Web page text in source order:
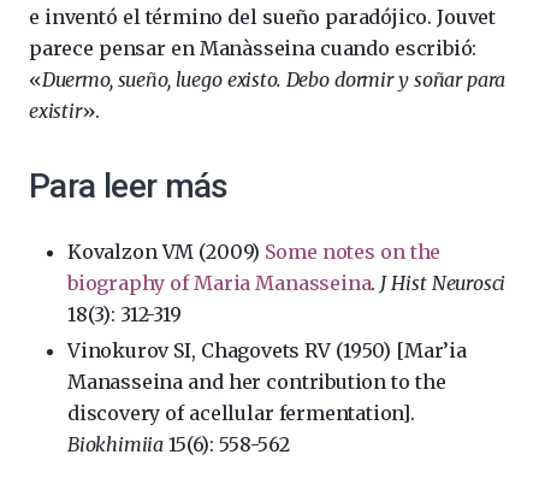
e inventó el término del sueño paradójico. Jouvet
parece pensar en Manàsseina cuando escribió:
«Duermo, sueño, luego existo. Debo dormir y soñar para
existir».
Para leer más
Kovalzon VM (2009) Some notes on the
biography of Maria Manasseina. J Hist Neurosci
18(3): 312-319
Vinokurov SI, Chagovets RV (1950) [Mar’ia
Manasseina and her contribution to the
discovery of acellular fermentation].
Biokhimiia 15(6): 558-562